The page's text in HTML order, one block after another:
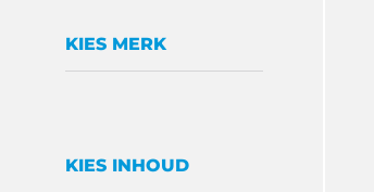
KIES MERK
KIES INHOUD